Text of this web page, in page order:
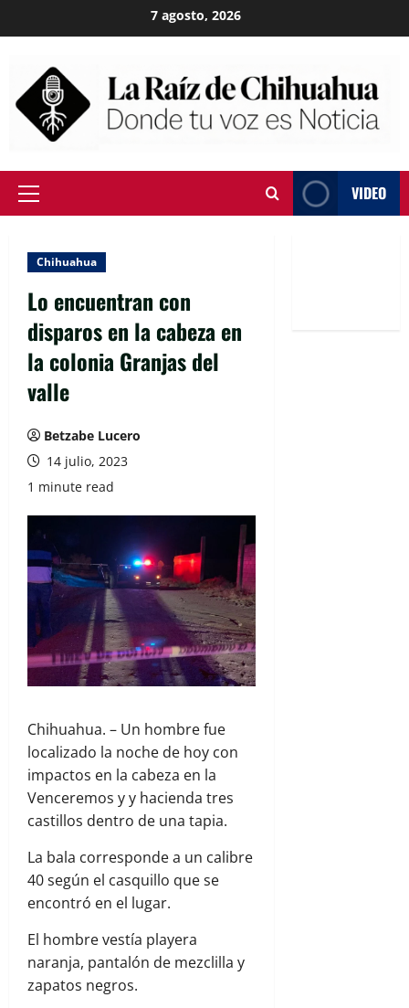
to
7 agosto, 2026
Primary
VIDEO
Chihuahua
Lo encuentran con
disparos en la cabeza en
la colonia Granjas del
valle
Betzabe Lucero
14 julio, 2023
1 minute read
Chihuahua. – Un hombre fue
localizado la noche de hoy con
impactos en la cabeza en la
Venceremos y y hacienda tres
castillos dentro de una tapia.
La bala corresponde a un calibre
40 según el casquillo que se
encontró en el lugar.
El hombre vestía playera
naranja, pantalón de mezclilla y
zapatos negros.